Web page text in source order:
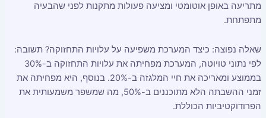
מתריעה באופן אוטומטי ומציעה פעולות מתקנות לפני שהבעיה
מתפתחת.
שאלה נפוצה: כיצד המערכת משפיעה על עלויות התחזוקה? תשובה:
לפי נתוני טויוטה, המערכת מפחיתה את עלויות התחזוקה ב-30%
בממוצע ומאריכה את חיי המלגזה ב-20%. בנוסף, היא מפחיתה את
זמני ההשבתה הלא מתוכננים ב-50%, מה שמשפר משמעותית את
הפרודוקטיביות הכוללת.